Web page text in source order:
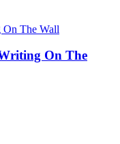
On The